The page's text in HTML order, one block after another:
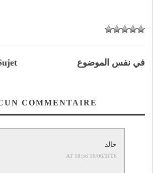
في نفس الموضوع
COMMENTAIRE
خالد
16/06/2006 AT 18:56